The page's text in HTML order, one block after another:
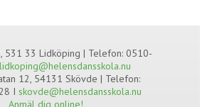
531 33 Lidköping | Telefon: 0510-
lidkoping@helensdansskola.nu
12, 54131 Skövde | Telefon:
I skovde@helensdansskola.nu
Anmäl dig online!